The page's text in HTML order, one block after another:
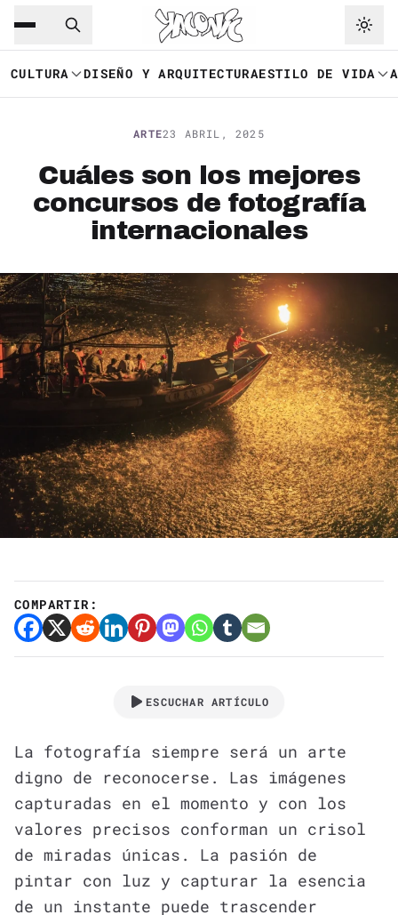
Saltar al contenido principal
CULTURA DISEÑO Y ARQUITECTURAESTILO DE VIDA
ARTE23 ABRIL, 2025
Cuáles son los mejores
concursos de fotografía
internacionales
COMPARTIR:
ESCUCHAR ARTÍCULO
La fotografía siempre será un arte
digno de reconocerse. Las imágenes
capturadas en el momento y con los
valores precisos conforman un crisol
de miradas únicas. La pasión de
pintar con luz y capturar la esencia
de un instante puede trascender